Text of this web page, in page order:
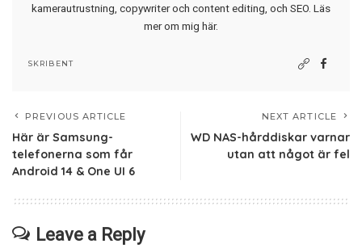
kamerautrustning, copywriter och content editing, och SEO. Läs
mer om mig här.
SKRIBENT
PREVIOUS ARTICLE
Här är Samsung-
telefonerna som får
Android 14 & One UI 6
NEXT ARTICLE
WD NAS-hårddiskar varnar
utan att något är fel
Leave a Reply